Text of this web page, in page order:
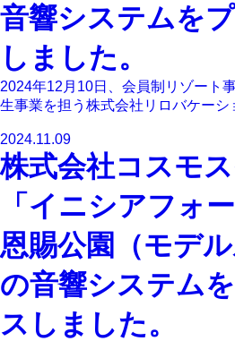
音響システムを
しました。
2024年12月10日、会員制リゾート
生事業を担う株式会社リロバケーシ
2024.11.09
株式会社コスモ
「イニシアフォ
恩賜公園（モデル
の音響システム
スしました。